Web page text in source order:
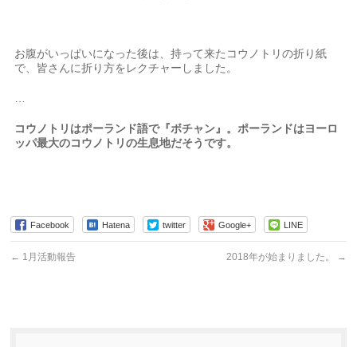
お腹がいっぱいになった後は、持って来たコウノトリの折り紙
で、皆さんに折り方をレクチャーしました。
コウノトリはポーランド語で『ボチャン』。ポーランドはヨーロ
ッパ最大のコウノトリの生息地だそうです。
Facebook Hatena twitter Google+ LINE
← 1月活動報告 2018年が始まりました。 →